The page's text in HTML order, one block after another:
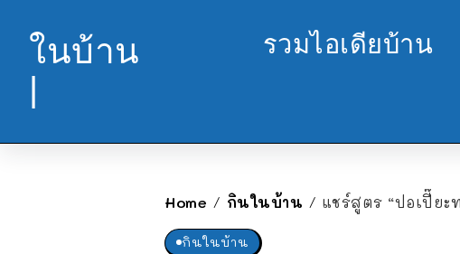
ในบ้าน
|
รวมไอเดียบ้าน
Home / กินในบ้าน / แชร์สูตร “ปอเปี๊ย
กินในบ้าน